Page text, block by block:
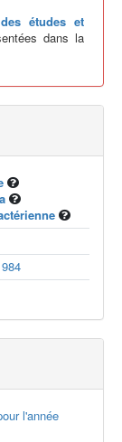
des études et
dans la
l'année